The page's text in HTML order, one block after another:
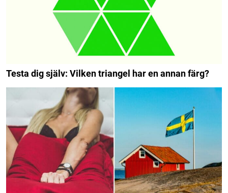
Testa dig själv: Vilken triangel har en annan färg?